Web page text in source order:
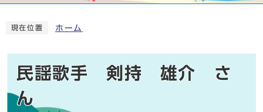
現在位置 ホーム
民謡歌手 剣持 雄介 さ
ん